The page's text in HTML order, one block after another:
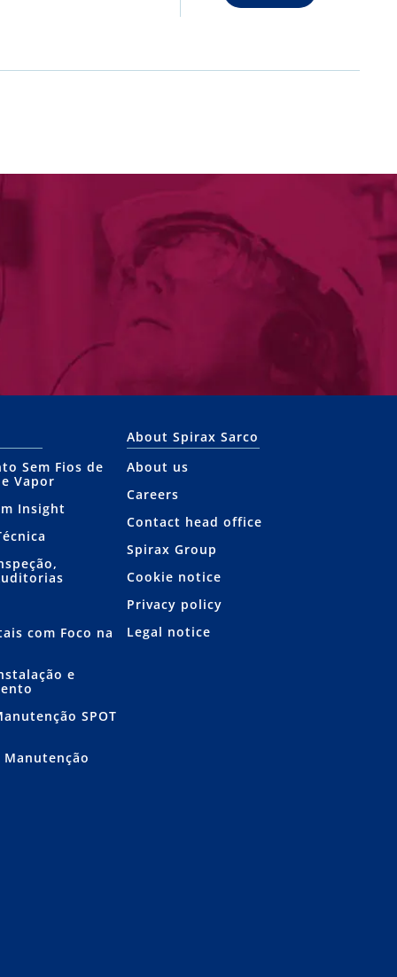
Sem Fios de
Vapor
Insight
com Foco na
e
SPOT
About Spirax Sarco
About us
Careers
Contact head office
Spirax Group
Cookie notice
Privacy policy
Legal notice